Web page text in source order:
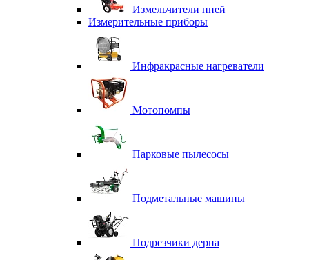
Измельчители пней
Измерительные приборы
Инфракрасные нагреватели
Мотопомпы
Парковые пылесосы
Подметальные машины
Подрезчики дерна